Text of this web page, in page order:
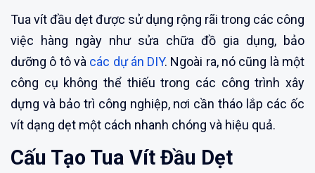
Tua vít đầu dẹt được sử dụng rộng rãi trong các công
việc hàng ngày như sửa chữa đồ gia dụng, bảo
dưỡng ô tô và các dự án DIY. Ngoài ra, nó cũng là một
công cụ không thể thiếu trong các công trình xây
dựng và bảo trì công nghiệp, nơi cần tháo lắp các ốc
vít dạng dẹt một cách nhanh chóng và hiệu quả.
Cấu Tạo Tua Vít Đầu Dẹt